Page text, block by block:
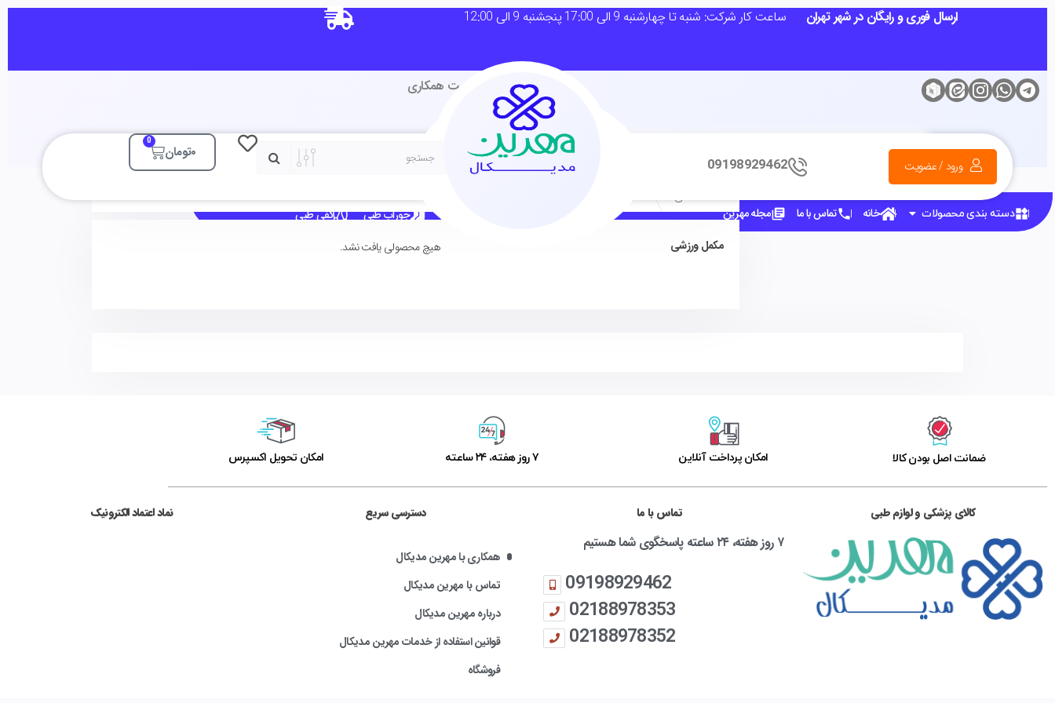
ارسال فوری و رایگان در شهر تهران ساعت کار شرکت: شنبه تا چهارشنبه 9 الی 17:00 پنجشنبه 9 الی 12:00
استعلام قیمت همکاری
ورود / عضویت 09198929462
۰تومان
0
دسته بندی محصولات خانه تماس با ما مجله مهرین گن بعد از جراحی جوراب طبی کفی طبی
صفحه اصلی
مکمل ورزشی هیچ محصولی یافت نشد.
ﺿﻤﺎﻧﺖ اﺻﻞ ﺑﻮدن ﮐﺎﻟﺎ امکان پرداخت آنلاین ۷ روز ﻫﻔﺘﻪ، ۲۴ ﺳﺎﻋﺘﻪ اﻣﮑﺎن ﺗﺤﻮﯾﻞ اﮐﺴﭙﺮس
کالای پزشکی و لوازم طبی تماس با ما
۷ روز هفته، ۲۴ ساعته پاسخگوی شما هستیم
09198929462
02188978353
02188978352
دسترسی سریع
همکاری با مهرین مدیکال
تماس با مهرین مدیکال
درباره مهرین مدیکال
قوانین استفاده از خدمات مهرین مدیکال
فروشگاه
نماد اعتماد الکترونیک